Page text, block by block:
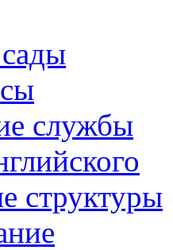
службы
структуры